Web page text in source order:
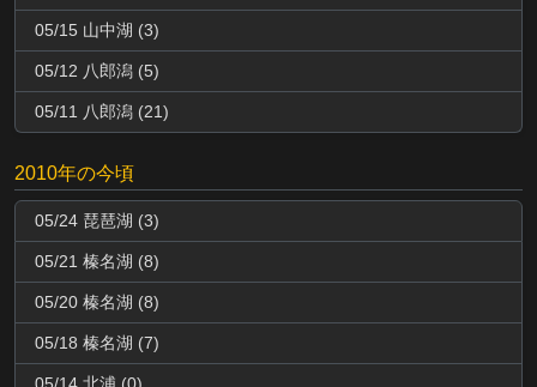
05/15 山中湖 (3)
05/12 八郎潟 (5)
05/11 八郎潟 (21)
2010年の今頃
05/24 琵琶湖 (3)
05/21 榛名湖 (8)
05/20 榛名湖 (8)
05/18 榛名湖 (7)